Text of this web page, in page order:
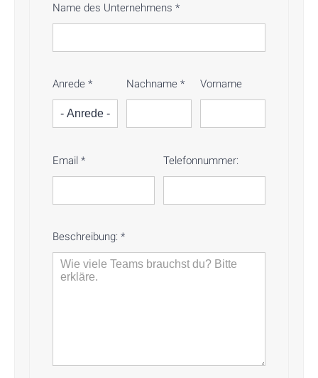
Name des Unternehmens *
Anrede * Nachname * Vorname
Email * Telefonnummer:
Beschreibung: *